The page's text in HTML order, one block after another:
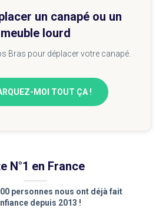
un canapé ou un
meuble lourd
Bras pour déplacer votre canapé.
MOI TOUT ÇA !
N°1 en France
personnes nous ont déjà fait
depuis 2013 !